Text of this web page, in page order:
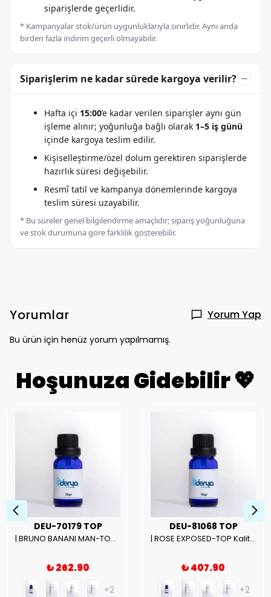
siparişlerde geçerlidir.
* Kampanyalar stok/ürün uygunluklarıyla sınırlıdır. Aynı anda
birden fazla indirim geçerli olmayabilir.
Siparişlerim ne kadar sürede kargoya verilir?
Hafta içi 15:00’e kadar verilen siparişler aynı gün
işleme alınır; yoğunluğa bağlı olarak 1–5 iş günü
içinde kargoya teslim edilir.
Kişiselleştirme/özel dolum gerektiren siparişlerde
hazırlık süresi değişebilir.
Resmî tatil ve kampanya dönemlerinde kargoya
teslim süresi uzayabilir.
* Bu süreler genel bilgilendirme amaçlıdır; sipariş yoğunluğuna
ve stok durumuna göre farklılık gösterebilir.
Yorumlar Yorum Yap
Bu ürün için henüz yorum yapılmamış.
Hoşunuza Gidebilir 💖
DEU-70179 TOP
| BRUNO BANANI MAN-TOP Kalite Erkek Parfüm Esansı.|
₺ 262.90
+2
DEU-81068 TOP
| ROSE EXPOSED-TOP Kalite Unısex Parfüm Esansı.|
₺ 407.90
+2